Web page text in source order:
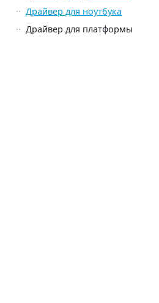
Драйвер для ноутбука
Драйвер для платформы